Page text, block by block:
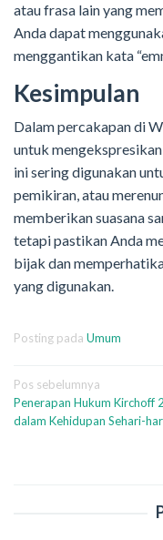
atau frasa lain yang
Anda dapat
menggantikan kata
Kesimpulan
Dalam percakapan di
untuk
ini sering digunakan
pemikiran, atau
memberikan suasana
tetapi pastikan Anda
bijak dan
yang digunakan.
Posting pada Umum
Navigasi
pos
Pos sebelumnya
Penerapan Hukum Kirchoff 2
dalam Kehidupan Sehari-